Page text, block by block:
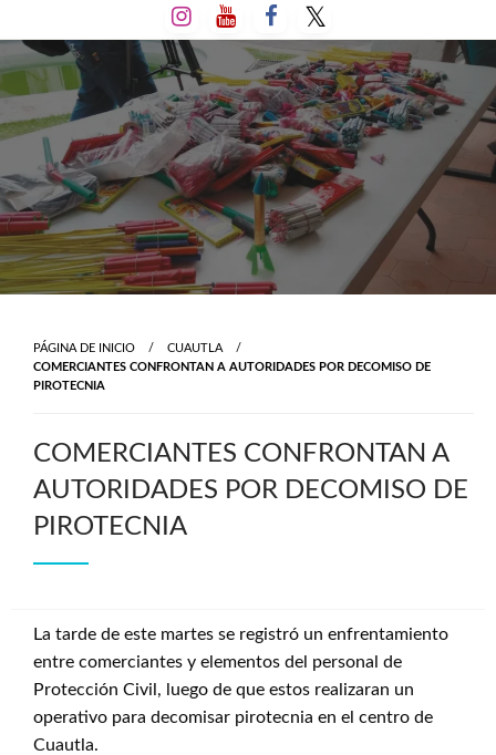
al
contenido
PÁGINA DE INICIO
CUAUTLA
COMERCIANTES CONFRONTAN A AUTORIDADES POR DECOMISO DE
PIROTECNIA
COMERCIANTES CONFRONTAN A
AUTORIDADES POR DECOMISO DE
PIROTECNIA
La tarde de este martes se registró un enfrentamiento
entre comerciantes y elementos del personal de
Protección Civil, luego de que estos realizaran un
operativo para decomisar pirotecnia en el centro de
Cuautla.